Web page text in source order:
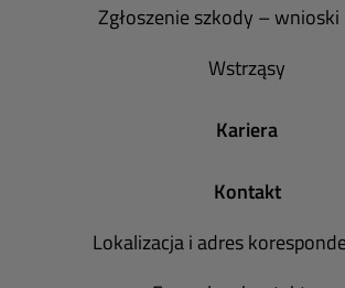
Zgłoszenie szkody –
Wstrząsy
Kariera
Kontakt
Lokalizacja i adres